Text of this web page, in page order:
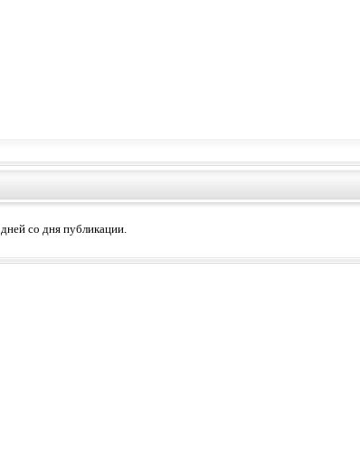
дней со дня публикации.